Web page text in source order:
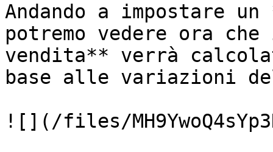
Andando a impostare
potremo vedere ora
vendita** verrà
base alle variazioni
![](/files/